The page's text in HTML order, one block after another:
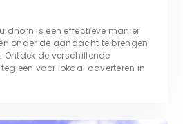
is een effectieve manier
onder de aandacht te brengen
Ontdek de verschillende
voor lokaal adverteren in